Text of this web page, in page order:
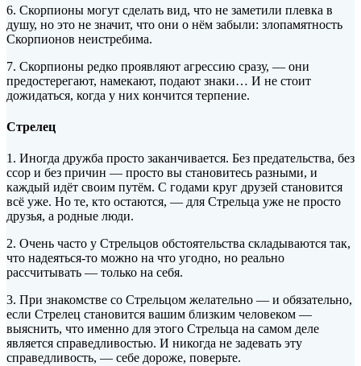
6. Скорпионы могут сделать вид, что не заметили плевка в
душу, но это не значит, что они о нём забыли: злопамятность
Скорпионов неистребима.
7. Скорпионы редко проявляют агрессию сразу, — они
предостерегают, намекают, подают знаки… И не стоит
дожидаться, когда у них кончится терпение.
Стрелец
1. Иногда дружба просто заканчивается. Без предательства, без
ссор и без причин — просто вы становитесь разными, и
каждый идёт своим путём. С годами круг друзей становится
всё уже. Но те, кто остаются, — для Стрельца уже не просто
друзья, а родные люди.
2. Очень часто у Стрельцов обстоятельства складываются так,
что надеяться-то можно на что угодно, но реально
рассчитывать — только на себя.
3. При знакомстве со Стрельцом желательно — и обязательно,
если Стрелец становится вашим близким человеком —
выяснить, что именно для этого Стрельца на самом деле
является справедливостью. И никогда не задевать эту
справедливость, — себе дороже, поверьте.